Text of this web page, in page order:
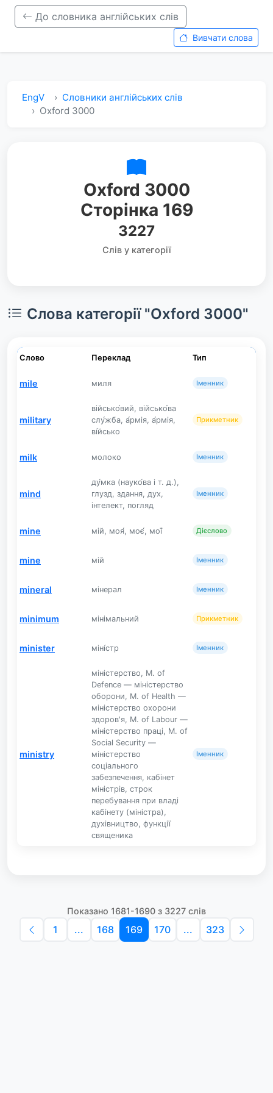
До словника англійських слів
Вивчати слова
EngV
Словники англійських слів
Oxford 3000
Oxford 3000
Сторінка 169
3227
Слів у категорії
Слова категорії "Oxford 3000"
Слово Переклад Тип
mile миля Іменник
military
військо́вий, військо́ва
слу́жба, а́рмія, а́рмія,
ві́йсько
Прикметник
milk молоко Іменник
mind
ду́мка (науко́ва і т. д.),
глузд, здання, дух,
інтелект, погляд
Іменник
mine мій, моя́, моє́, мої́ Дієслово
mine мій Іменник
mineral мінерал Іменник
minimum мінімальний Прикметник
minister міні́стр Іменник
ministry
міністерство, M. of
Defence — міністерство
оборони, M. of Health —
міністерство охорони
здоров'я, M. of Labour —
міністерство праці, M. of
Social Security —
міністерство
соціального
забезпечення, кабінет
міністрів, строк
перебування при владі
кабінету (міністра),
духівництво, функції
священика
Іменник
Показано 1681-1690 з 3227 слів
1 ... 168 169 170 ... 323